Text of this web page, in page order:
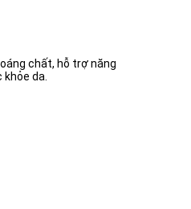
chất, hỗ trợ năng
da.